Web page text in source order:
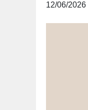
12/06/2026